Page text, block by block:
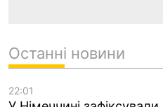
Останні новини
22:01